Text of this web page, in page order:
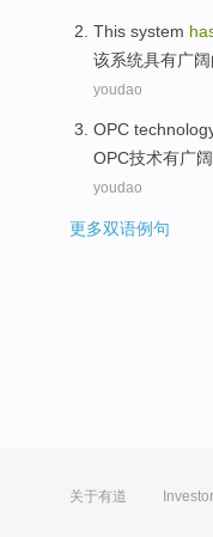
This system
该系统具有广阔
youdao
OPC
OPC技术有广阔
youdao
更多双语例句
关于有道